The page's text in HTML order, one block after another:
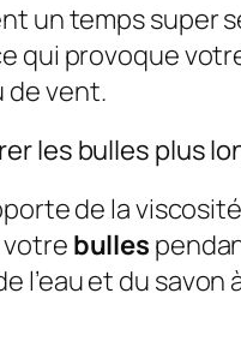
un temps super
qui provoque
de vent.
les bulles plus
de la
votre bulles
l’eau et du